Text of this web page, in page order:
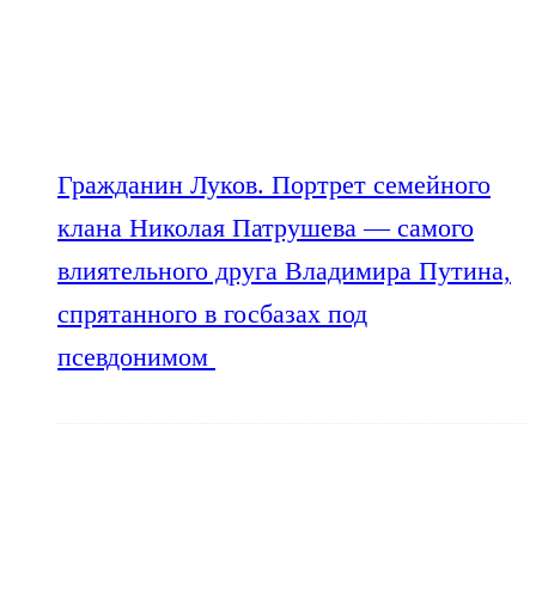
Гражданин Луков. Портрет семейного
клана Николая Патрушева — самого
влиятельного друга Владимира Путина,
спрятанного в госбазах под
псевдонимом